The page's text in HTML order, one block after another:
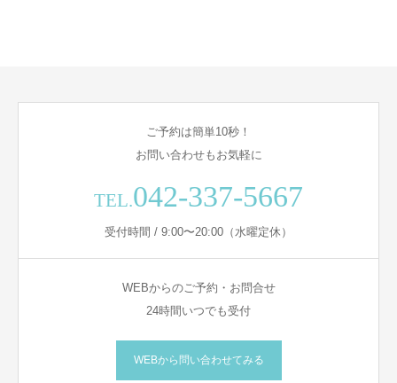
ご予約は簡単10秒！
お問い合わせもお気軽に
TEL.042-337-5667
受付時間 / 9:00〜20:00（水曜定休）
WEBからのご予約・お問合せ
24時間いつでも受付
WEBから問い合わせてみる